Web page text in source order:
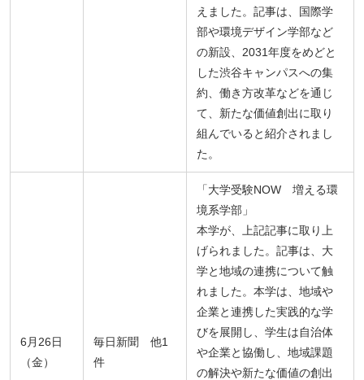
えました。記事は、国際学
部や環境デザイン学部など
の新設、2031年度をめどと
した渋谷キャンパスへの集
約、働き方改革などを通じ
て、新たな価値創出に取り
組んでいると紹介されまし
た。
6月26日
（金）
毎日新聞 他1
件
「大学受験NOW 増える環
境系学部」
本学が、上記記事に取り上
げられました。記事は、大
学と地域の連携について触
れました。本学は、地域や
企業と連携した実践的な学
びを展開し、学生は自治体
や企業と協働し、地域課題
の解決や新たな価値の創出